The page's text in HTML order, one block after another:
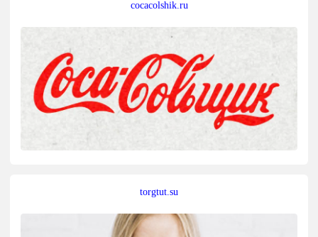
cocacolshik.ru
torgtut.su